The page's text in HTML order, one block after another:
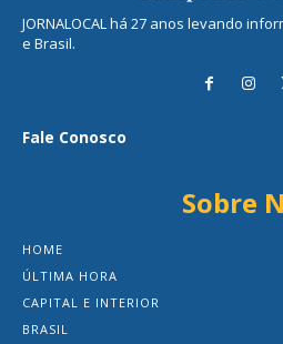
JORNALOCAL há 27 anos levando
e Brasil.
Fale Conosco
Sobre
HOME
ÚLTIMA HORA
CAPITAL E INTERIOR
BRASIL